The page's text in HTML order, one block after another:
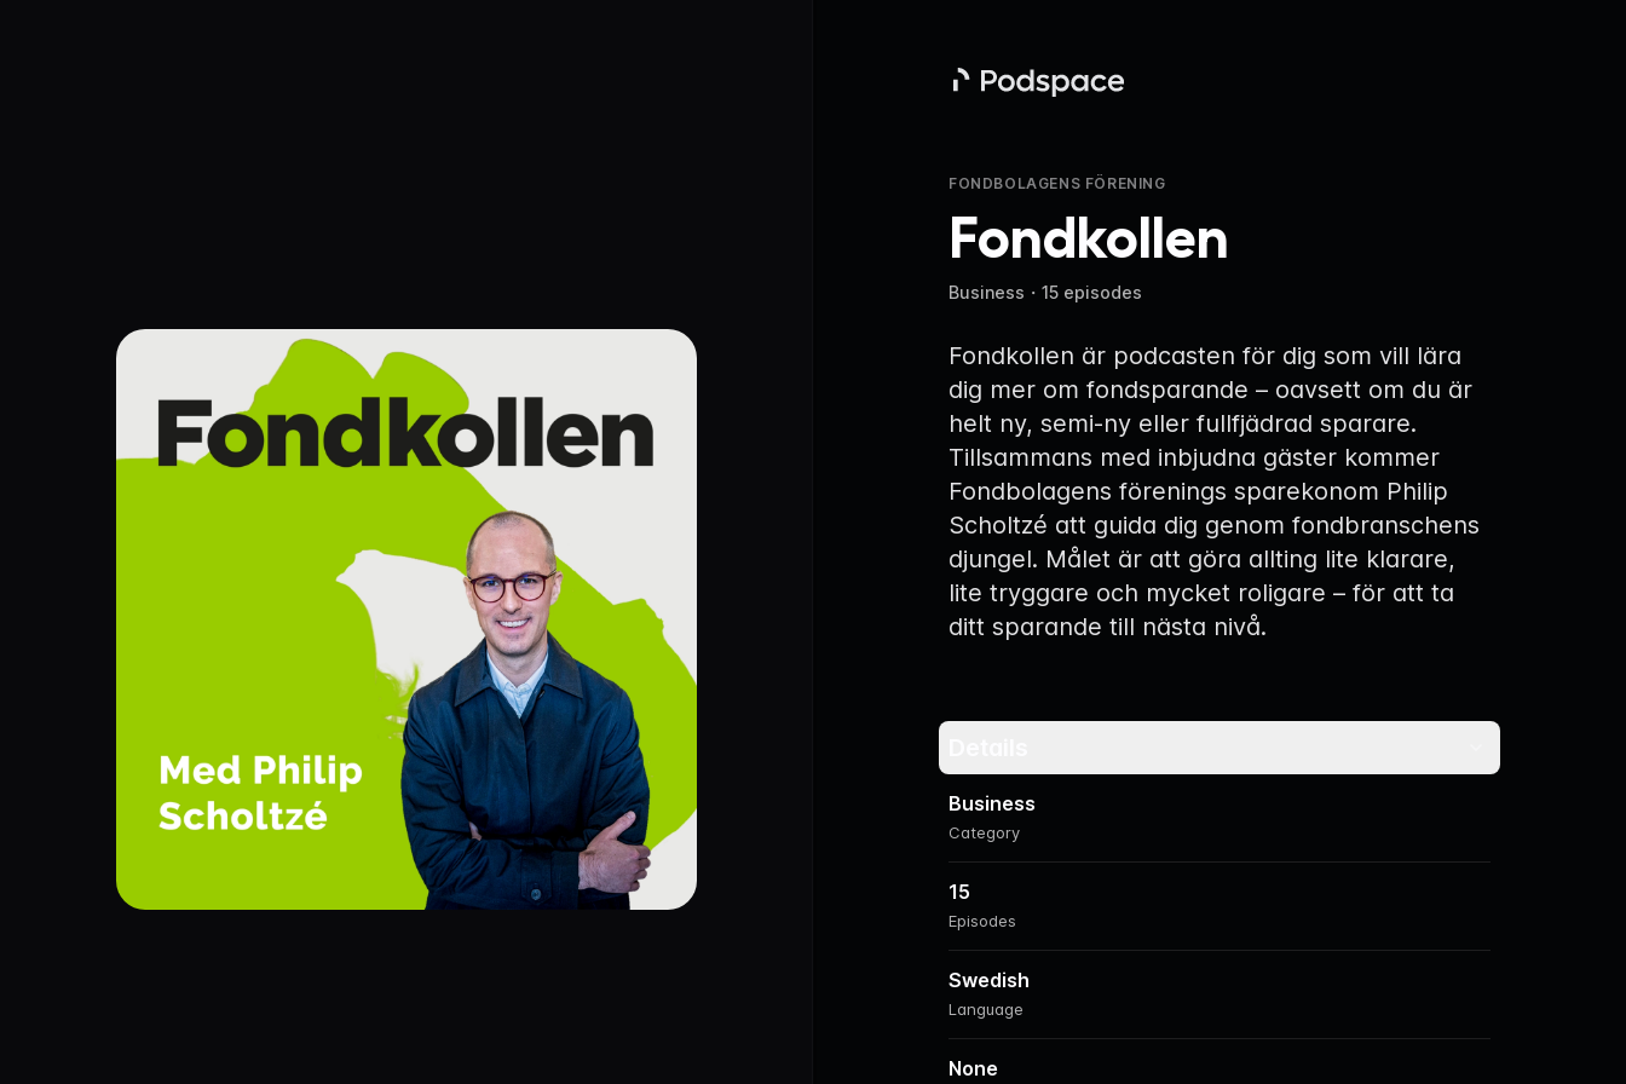
Podspace
FONDBOLAGENS FÖRENING
Fondkollen
Business ・ 15 episodes
Fondkollen är podcasten för dig som vill lära
dig mer om fondsparande – oavsett om du är
helt ny, semi-ny eller fullfjädrad sparare.
Tillsammans med inbjudna gäster kommer
Fondbolagens förenings sparekonom Philip
Scholtzé att guida dig genom fondbranschens
djungel. Målet är att göra allting lite klarare,
lite tryggare och mycket roligare – för att ta
ditt sparande till nästa nivå.
Category
Business
Episodes
15
Language
Swedish
None